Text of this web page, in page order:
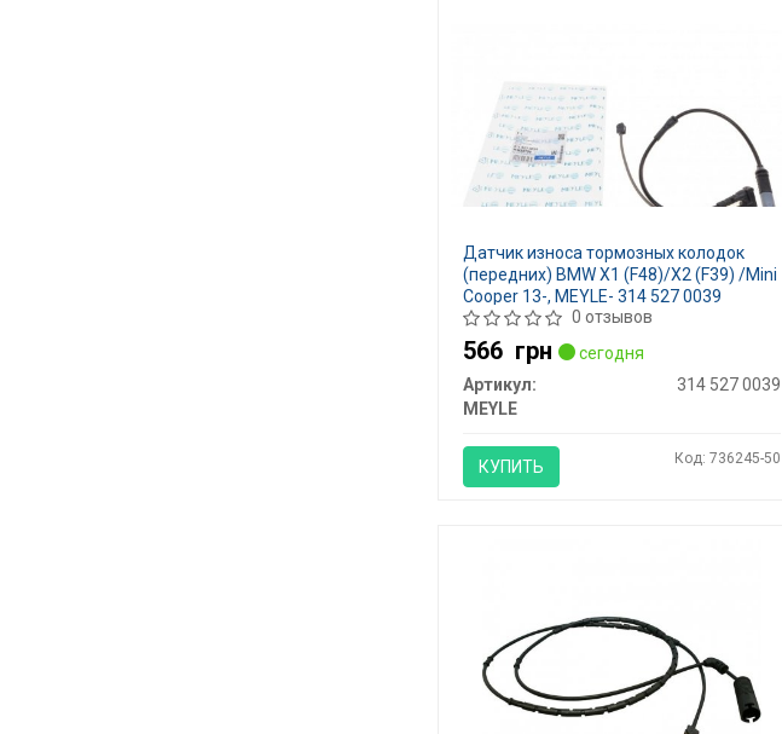
Датчик износа тормозных колодок
(передних) BMW X1 (F48)/X2 (F39) /Mini
Cooper 13-, MEYLE- 314 527 0039
0 отзывов
566 грн
сегодня
Артикул:
314 527 0039
MEYLE
КУПИТЬ Код: 736245-50